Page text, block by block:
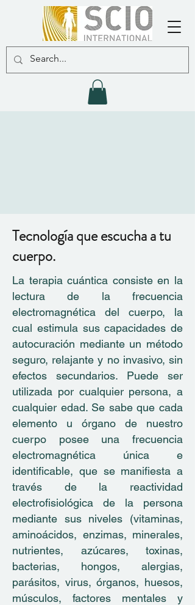
Tecnología que escucha a tu
cuerpo.
La terapia cuántica consiste en la
lectura de la frecuencia
electromagnética del cuerpo, la
cual estimula sus capacidades de
autocuración mediante un método
seguro, relajante y no invasivo, sin
efectos secundarios. Puede ser
utilizada por cualquier persona, a
cualquier edad. Se sabe que cada
elemento u órgano de nuestro
cuerpo posee una frecuencia
electromagnética única e
identificable, que se manifiesta a
través de la reactividad
electrofisiológica de la persona
mediante sus niveles (vitaminas,
aminoácidos, enzimas, minerales,
nutrientes, azúcares, toxinas,
bacterias, hongos, alergias,
parásitos, virus, órganos, huesos,
músculos, factores mentales y